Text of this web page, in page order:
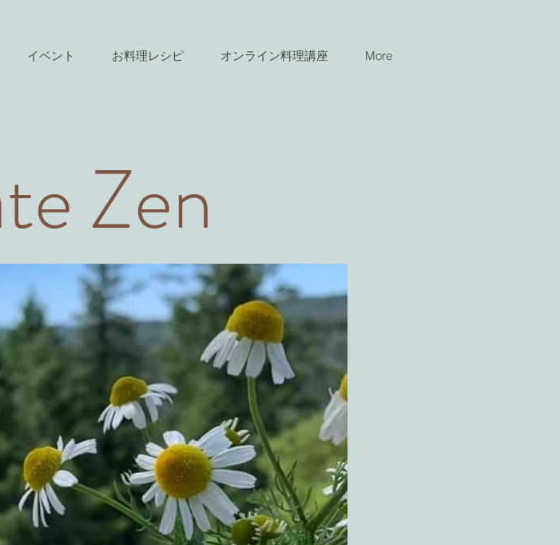
イベント お料理レシピ オンライン料理講座 More
Zen